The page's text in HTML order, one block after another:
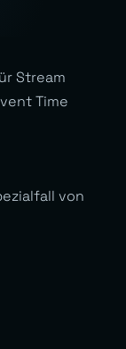
Stream
Time
von